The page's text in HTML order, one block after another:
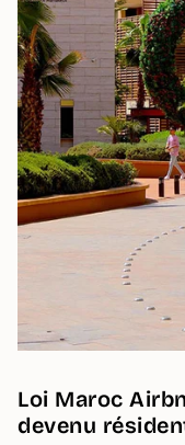
Loi Maroc
devenu